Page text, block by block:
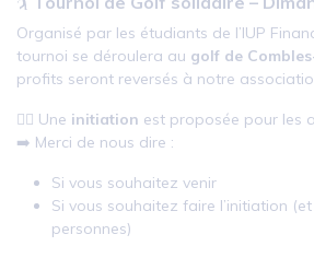
Organisé par les étudiants de l’IUP
tournoi se déroulera au golf de
profits seront reversés à notre
🏌️‍♂️ Une initiation est proposée pour les
➡️ Merci de nous dire :
Si vous souhaitez venir
Si vous souhaitez faire l’initiation
personnes)